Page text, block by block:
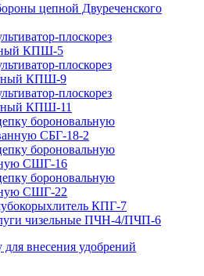
цепной Двуреченского
плоскорез
КПШ-5
плоскорез
КПШ-9
плоскорез
КПШ-11
бороновальную
СБГ-18-2
бороновальную
СШГ-16
бороновальную
СШГ-22
КПГ-7
чизельные ПЧН-4/ПЧП-6
для внесения удобрений